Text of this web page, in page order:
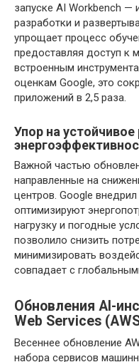
запуске AI Workbench —
разработки и
упрощает процесс
предоставляя доступ к
встроенным
оценкам Google, это
приложений в 2,5 раза.
Упор на устойчивое
Важной частью
направленные на
центров. Google
оптимизируют
нагрузку и погодные
позволило снизить
минимизировать
совпадает с
Обновления AI-
Web Services
Весеннее обновление
набора сервисов